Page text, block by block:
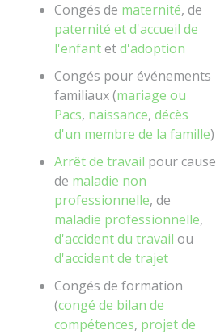
Congés de maternité, de
paternité et d'accueil de
l'enfantetd'adoption
Congés pour événements
familiaux (mariage ou
Pacs, naissance, décès
d'un membre de la famille)
Arrêt de travail pour cause
de maladie non
professionnelle, de
maladie professionnelle,
d'accident du travail ou
d'accident de trajet
Congés de formation
(congé de bilan de
compétences, projet de